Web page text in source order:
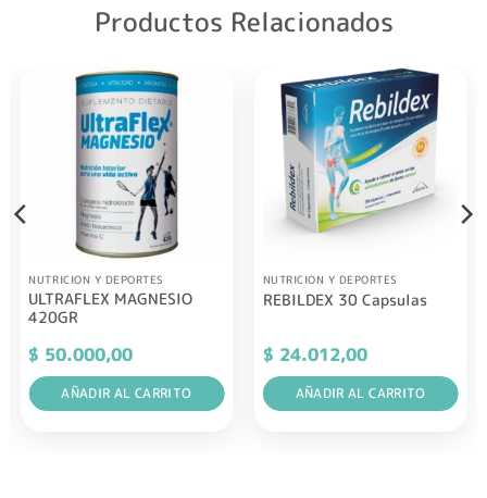
Productos Relacionados
NUTRICION Y DEPORTES
ULTRAFLEX MAGNESIO
420GR
$ 50.000,00
AÑADIR AL CARRITO
NUTRICION Y DEPORTES
REBILDEX 30 Capsulas
$ 24.012,00
AÑADIR AL CARRITO